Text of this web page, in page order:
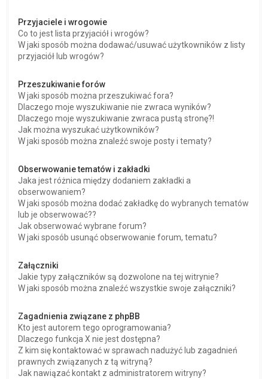
Przyjaciele i wrogowie
Co to jest lista przyjaciół i wrogów?
W jaki sposób można dodawać/usuwać użytkowników z listy
przyjaciół lub wrogów?
Przeszukiwanie forów
W jaki sposób można przeszukiwać fora?
Dlaczego moje wyszukiwanie nie zwraca wyników?
Dlaczego moje wyszukiwanie zwraca pustą stronę?!
Jak można wyszukać użytkowników?
W jaki sposób można znaleźć swoje posty i tematy?
Obserwowanie tematów i zakładki
Jaka jest różnica między dodaniem zakładki a
obserwowaniem?
W jaki sposób można dodać zakładkę do wybranych tematów
lub je obserwować??
Jak obserwować wybrane forum?
W jaki sposób usunąć obserwowanie forum, tematu?
Załączniki
Jakie typy załączników są dozwolone na tej witrynie?
W jaki sposób można znaleźć wszystkie swoje załączniki?
Zagadnienia związane z phpBB
Kto jest autorem tego oprogramowania?
Dlaczego funkcja X nie jest dostępna?
Z kim się kontaktować w sprawach nadużyć lub zagadnień
prawnych związanych z tą witryną?
Jak nawiązać kontakt z administratorem witryny?